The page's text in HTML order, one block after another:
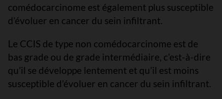
comédocarcinome est également plus susceptible
d’évoluer en cancer du sein infiltrant.
Le CCIS de type non comédocarcinome est de
bas grade ou de grade intermédiaire, c’est-à-dire
qu’il se développe lentement et qu’il est moins
susceptible d’évoluer en cancer du sein infiltrant.